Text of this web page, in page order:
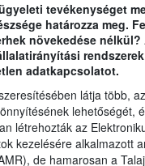
tevékenységet
határozza meg.
növekedése
adatkapcsolatot.
látja több,
lehetőségét,
létrehozták az
kezelésére alkalmazott
de hamarosan a